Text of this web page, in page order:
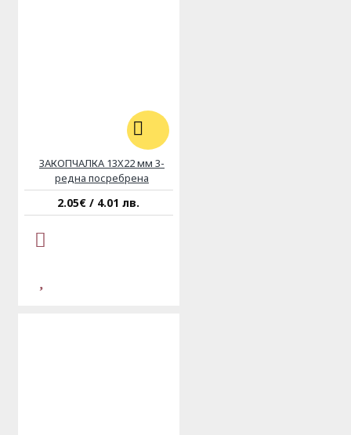
ЗАКОПЧАЛКА 13X22 мм 3-
редна посребрена
2.05€ / 4.01 лв.